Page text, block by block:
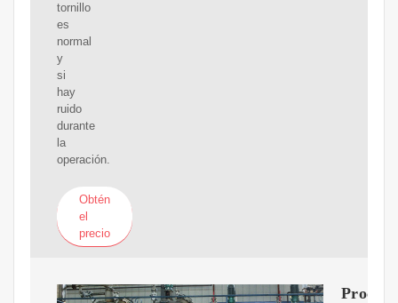
tornillo
es
normal
y
si
hay
ruido
durante
la
operación.
Obtén
el
precio
Proceso